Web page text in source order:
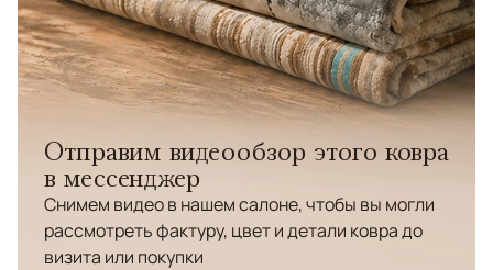
Отправим видеообзор этого ковра
в мессенджер
Снимем видео в нашем салоне, чтобы вы могли
рассмотреть фактуру, цвет и детали ковра до
визита или покупки